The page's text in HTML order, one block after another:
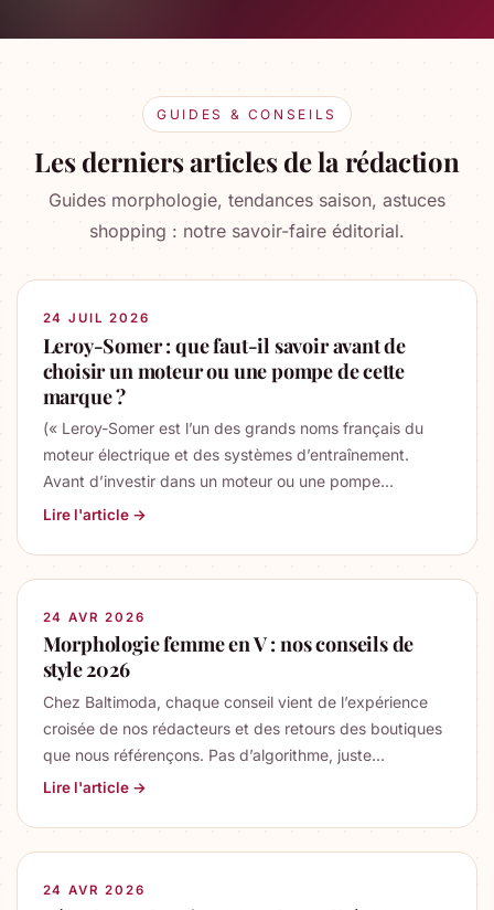
GUIDES & CONSEILS
Les derniers articles de la rédaction
Guides morphologie, tendances saison, astuces
shopping : notre savoir-faire éditorial.
24 JUIL 2026
Leroy-Somer : que faut-il savoir avant de
choisir un moteur ou une pompe de cette
marque ?
(« Leroy-Somer est l’un des grands noms français du
moteur électrique et des systèmes d’entraînement.
Avant d’investir dans un moteur ou une pompe…
Lire l'article →
24 AVR 2026
Morphologie femme en V : nos conseils de
style 2026
Chez Baltimoda, chaque conseil vient de l’expérience
croisée de nos rédacteurs et des retours des boutiques
que nous référençons. Pas d’algorithme, juste…
Lire l'article →
24 AVR 2026